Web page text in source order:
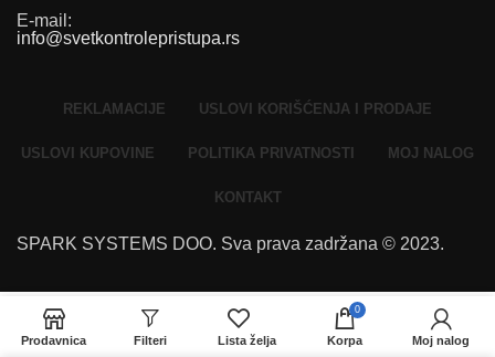
E-mail :
info@svetkontrolepristupa.rs
REKLAMACIJE USLOVI KORIŠĆENJA I PRODAJE
USLOVI KUPOVINE POLITIKA PRIVATNOSTI MOJ NALOG
KONTAKT
SPARK SYSTEMS DOO. Sva prava zadržana © 2023.
Prodavnica Filteri Lista želja
0
Korpa Moj nalog